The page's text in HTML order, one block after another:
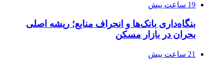
19 ساعت پیش
بنگاه‌داری بانک‌ها و انحراف منابع؛ ریشه اصلی
بحران در بازار مسکن
21 ساعت پیش